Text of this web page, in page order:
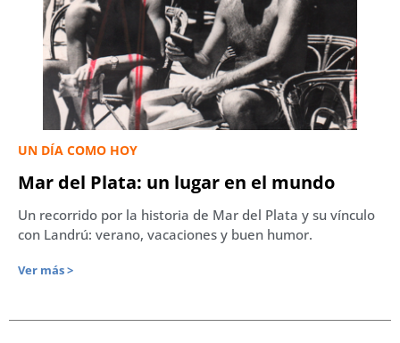
UN DÍA COMO HOY
Mar del Plata: un lugar en el mundo
Un recorrido por la historia de Mar del Plata y su vínculo
con Landrú: verano, vacaciones y buen humor.
Ver más >